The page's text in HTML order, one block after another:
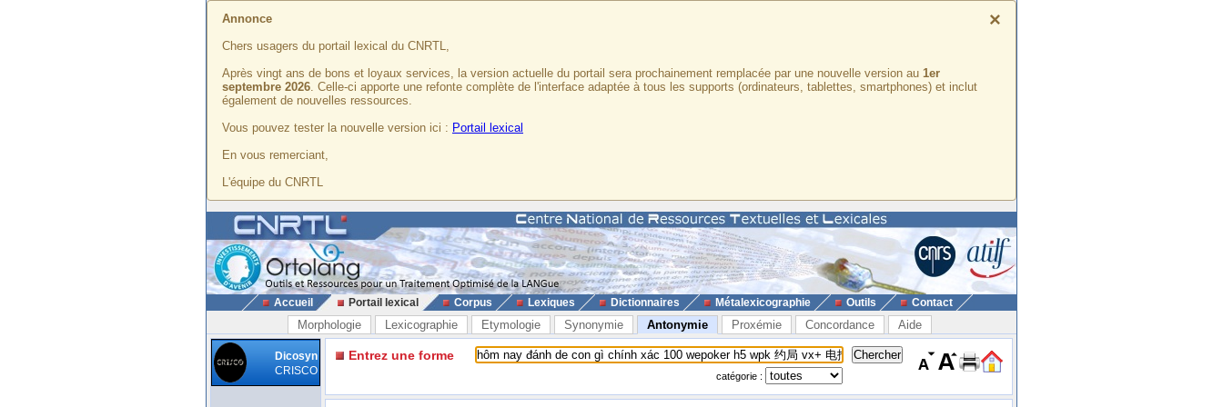
×
Annonce
Chers usagers du portail lexical du CNRTL,
Après vingt ans de bons et loyaux services, la version actuelle du portail sera prochainement remplacée par une nouvelle version au 1er
septembre 2026. Celle-ci apporte une refonte complète de l'interface adaptée à tous les supports (ordinateurs, tablettes, smartphones) et inclut
également de nouvelles ressources.
Vous pouvez tester la nouvelle version ici : Portail lexical
En vous remerciant,
L'équipe du CNRTL
Accueil Portail lexical Corpus Lexiques Dictionnaires Métalexicographie Outils Contact
Morphologie Lexicographie Etymologie Synonymie Antonymie Proxémie Concordance Aide
Dicosyn
CRISCO
Entrez une forme
catégorie :